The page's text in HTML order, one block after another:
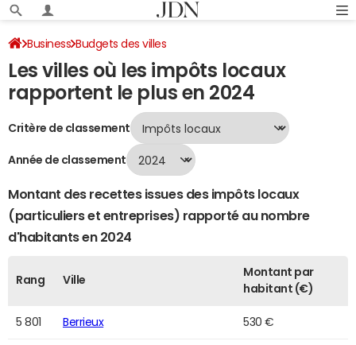
Business Budgets des villes
Classement 2024 des villes par impôts locaux Page 117
Les villes où les impôts locaux
rapportent le plus en 2024
Critère de classement
Année de classement
Montant des recettes issues des impôts locaux
(particuliers et entreprises) rapporté au nombre
d'habitants en 2024
Rang Ville
Montant par
habitant (€)
5 801 Berrieux 530 €